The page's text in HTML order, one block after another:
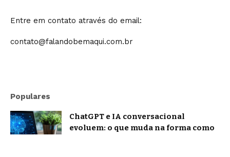
Entre em contato através do email:
contato@falandobemaqui.com.br
Populares
ChatGPT e IA conversacional
evoluem: o que muda na forma como